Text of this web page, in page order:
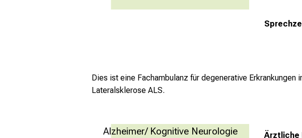
Dies ist eine Fachambulanz für degenerative
Lateralsklerose ALS.
Alzheimer/ Kognitive Neurologie Ärztliche